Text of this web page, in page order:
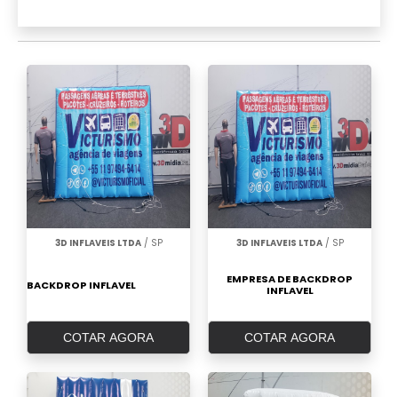
3D INFLAVEIS LTDA/ SP
BACKDROP INFLAVEL
COTAR AGORA
3D INFLAVEIS LTDA/ SP
EMPRESA DE BACKDROP
INFLAVEL
COTAR AGORA